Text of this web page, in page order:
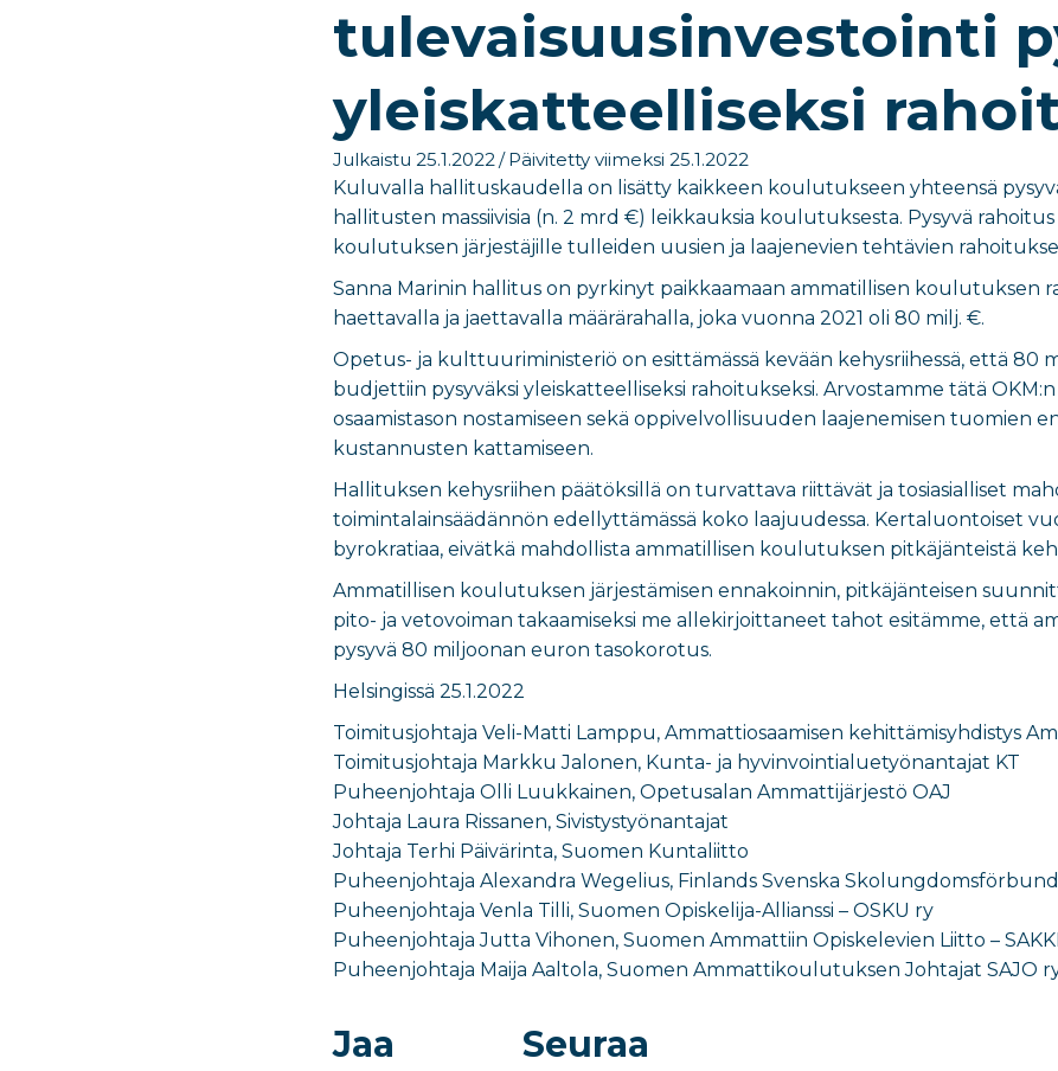
tulevaisuusinvestointi
yleiskatteelliseksi
Julkaistu 25.1.2022/ Päivitetty viimeksi 25.1.2022
Kuluvalla hallituskaudella on lisätty kaikkeen koulutukseen yhteensä
hallitusten massiivisia (n. 2 mrd €) leikkauksia koulutuksesta. Pysyvä
koulutuksen järjestäjille tulleiden uusien ja laajenevien tehtävien
Sanna Marinin hallitus on pyrkinyt paikkaamaan ammatillisen koulutuksen
haettavalla ja jaettavalla määrärahalla, joka vuonna 2021 oli 80 milj. €.
Opetus- ja kulttuuriministeriö on esittämässä kevään kehysriihessä, että
budjettiin pysyväksi yleiskatteelliseksi rahoitukseksi. Arvostamme tätä
osaamistason nostamiseen sekä oppivelvollisuuden laajenemisen tuomien
kustannusten kattamiseen.
Hallituksen kehysriihen päätöksillä on turvattava riittävät ja tosiasialliset
toimintalainsäädännön edellyttämässä koko laajuudessa. Kertaluontoiset
byrokratiaa, eivätkä mahdollista ammatillisen koulutuksen pitkäjänteistä
Ammatillisen koulutuksen järjestämisen ennakoinnin, pitkäjänteisen
pito- ja vetovoiman takaamiseksi me allekirjoittaneet tahot esitämme, että
pysyvä 80 miljoonan euron tasokorotus.
Helsingissä 25.1.2022
Toimitusjohtaja Veli-Matti Lamppu, Ammattiosaamisen kehittämisyhdistys
Toimitusjohtaja Markku Jalonen, Kunta- ja hyvinvointialuetyönantajat KT
Puheenjohtaja Olli Luukkainen, Opetusalan Ammattijärjestö OAJ
Johtaja Laura Rissanen, Sivistystyönantajat
Johtaja Terhi Päivärinta, Suomen Kuntaliitto
Puheenjohtaja Alexandra Wegelius, Finlands Svenska Skolungdomsförbund
Puheenjohtaja Venla Tilli, Suomen Opiskelija-Allianssi – OSKU ry
Puheenjohtaja Jutta Vihonen, Suomen Ammattiin Opiskelevien Liitto –
Puheenjohtaja Maija Aaltola, Suomen Ammattikoulutuksen Johtajat SAJO
Jaa Seuraa